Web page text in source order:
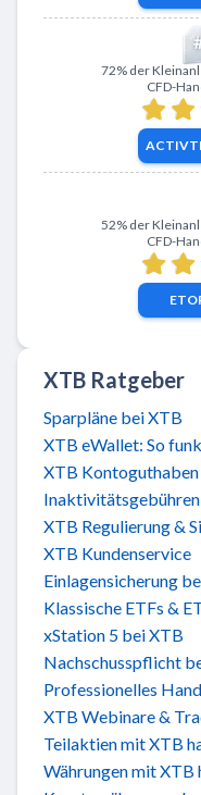
72% der
CFD-
52% der
CFD-
XTB Ratgeber
Sparpläne bei XTB
XTB eWallet: So
XTB Kontoguthaben
XTB Regulierung &
XTB Kundenservice
Einlagensicherung
Klassische ETFs &
xStation 5 bei XTB
Nachschusspflicht
Professionelles
XTB Webinare &
Teilaktien mit XTB
Währungen mit XTB